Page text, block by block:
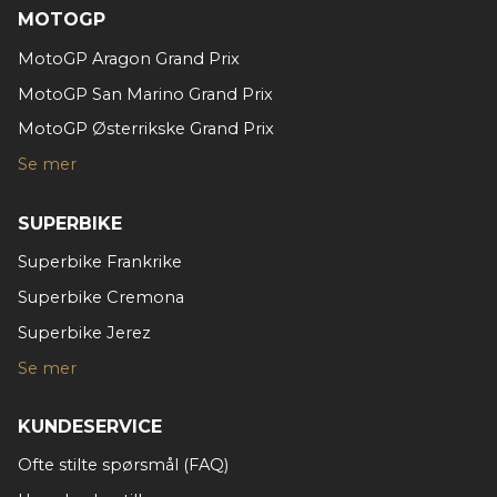
MOTOGP
MotoGP Aragon Grand Prix
MotoGP San Marino Grand Prix
MotoGP Østerrikske Grand Prix
Se mer
SUPERBIKE
Superbike Frankrike
Superbike Cremona
Superbike Jerez
Se mer
KUNDESERVICE
Ofte stilte spørsmål (FAQ)